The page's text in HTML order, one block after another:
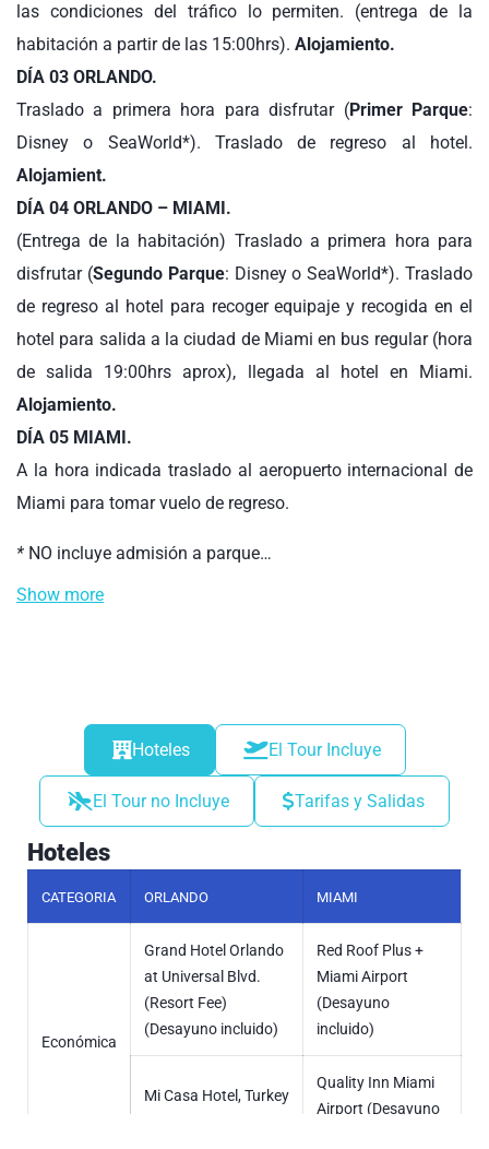
las condiciones del tráfico lo permiten. (entrega de la
habitación a partir de las 15:00hrs). Alojamiento.
DÍA 03 ORLANDO.
Traslado a primera hora para disfrutar (Primer Parque:
Disney o SeaWorld*). Traslado de regreso al hotel.
Alojamient.
DÍA 04 ORLANDO – MIAMI.
(Entrega de la habitación) Traslado a primera hora para
disfrutar (Segundo Parque: Disney o SeaWorld*). Traslado
de regreso al hotel para recoger equipaje y recogida en el
hotel para salida a la ciudad de Miami en bus regular (hora
de salida 19:00hrs aprox), llegada al hotel en Miami.
Alojamiento.
DÍA 05 MIAMI.
A la hora indicada traslado al aeropuerto internacional de
Miami para tomar vuelo de regreso.
* NO incluye admisión a parque…
Show more
Hoteles El Tour Incluye
El Tour no Incluye Tarifas y Salidas
Hoteles
CATEGORIA ORLANDO MIAMI
Económica
Grand Hotel Orlando
at Universal Blvd.
(Resort Fee)
(Desayuno incluido)
Red Roof Plus +
Miami Airport
(Desayuno
incluido)
Mi Casa Hotel, Turkey
Quality Inn Miami
Airport (Desayuno